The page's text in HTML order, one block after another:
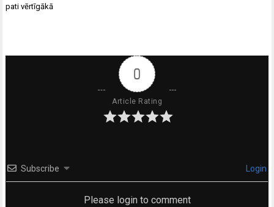
pati vērtīgākā
0
Article Rating
Subscribe Login
Please login to comment